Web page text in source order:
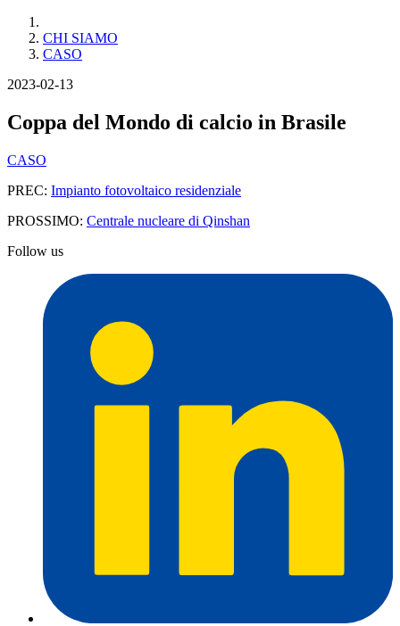
CHI SIAMO
CASO
2023-02-13
Coppa del Mondo di calcio in Brasile
CASO
PREC: Impianto fotovoltaico residenziale
PROSSIMO: Centrale nucleare di Qinshan
Follow us